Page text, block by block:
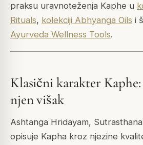
praksu uravnoteženja Kaphe u
Rituals, kolekciji Abhyanga Oils i
Ayurveda Wellness Tools.
Klasični karakter
njen višak
Ashtanga Hridayam,
opisuje Kapha kroz njezine